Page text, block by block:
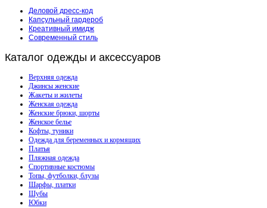
Деловой дресс-код
Капсульный гардероб
Креативный имидж
Современный стиль
Каталог одежды и аксессуаров
Верхняя одежда
Джинсы женские
Жакеты и жилеты
Женская одежда
Женские брюки, шорты
Женское белье
Кофты, туники
Одежда для беременных и кормящих
Платья
Пляжная одежда
Спортивные костюмы
Топы, футболки, блузы
Шарфы, платки
Шубы
Юбки